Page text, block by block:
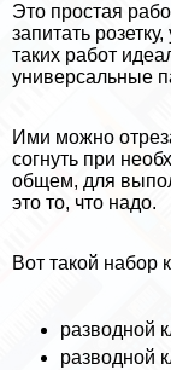
Это простая
запитать
таких работ
универсальные
Ими можно
согнуть при
общем, для
это то, что надо.
Вот такой набор
разводной
разводной